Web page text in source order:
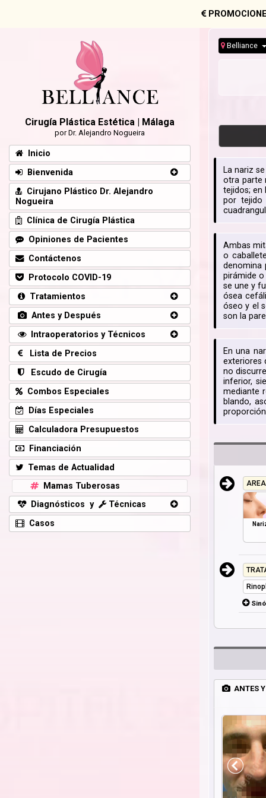
Belliance
La nariz
otra parte
tejidos; en
por tejido
Ambas
o
denomina
pirámide
se une y
ósea
óseo y el
son la
En una
exteriores
no
inferior,
mediante
blando,
ANTES Y
Cirugía Plástica Estética | Málaga
por Dr. Alejandro Nogueira
Inicio
Bienvenida
Cirujano Plástico Dr. Alejandro
Nogueira
Clínica de Cirugía Plástica
Opiniones de Pacientes
Contáctenos
Protocolo COVID-19
Tratamientos
Antes y Después
Intraoperatorios y Técnicos
Lista de Precios
Escudo de Cirugía
Combos Especiales
Días Especiales
Calculadora Presupuestos
Financiación
Temas de Actualidad
Mamas Tuberosas
Diagnósticos y
Técnicas
Casos